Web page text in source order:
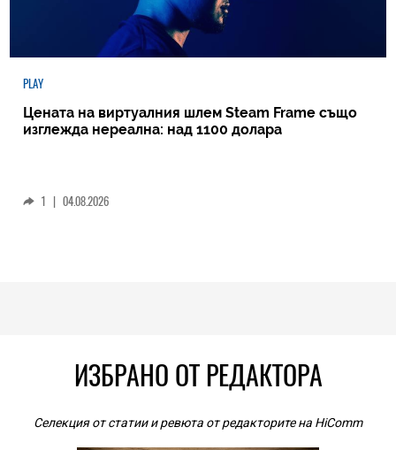
PLAY
Цената на виртуалния шлем Steam Frame също
изглежда нереална: над 1100 долара
1 | 04.08.2026
ИЗБРАНО ОТ РЕДАКТОРА
Селекция от статии и ревюта от редакторите на HiComm